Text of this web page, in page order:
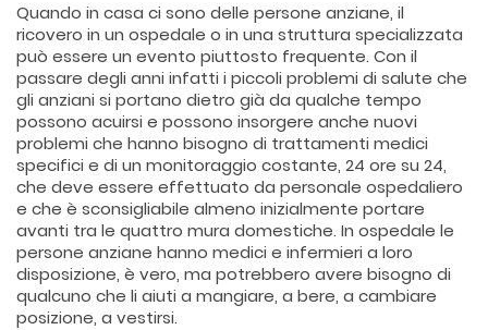
Quando in casa ci sono delle persone anziane, il
ricovero in un ospedale o in una struttura specializzata
può essere un evento piuttosto frequente. Con il
passare degli anni infatti i piccoli problemi di salute che
gli anziani si portano dietro già da qualche tempo
possono acuirsi e possono insorgere anche nuovi
problemi che hanno bisogno di trattamenti medici
specifici e di un monitoraggio costante, 24 ore su 24,
che deve essere effettuato da personale ospedaliero
e che è sconsigliabile almeno inizialmente portare
avanti tra le quattro mura domestiche. In ospedale le
persone anziane hanno medici e infermieri a loro
disposizione, è vero, ma potrebbero avere bisogno di
qualcuno che li aiuti a mangiare, a bere, a cambiare
posizione, a vestirsi.